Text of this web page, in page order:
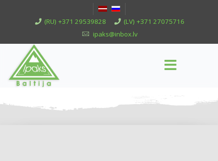
(RU) +371 29539828
(LV) +371 27075716
ipaks@inbox.lv